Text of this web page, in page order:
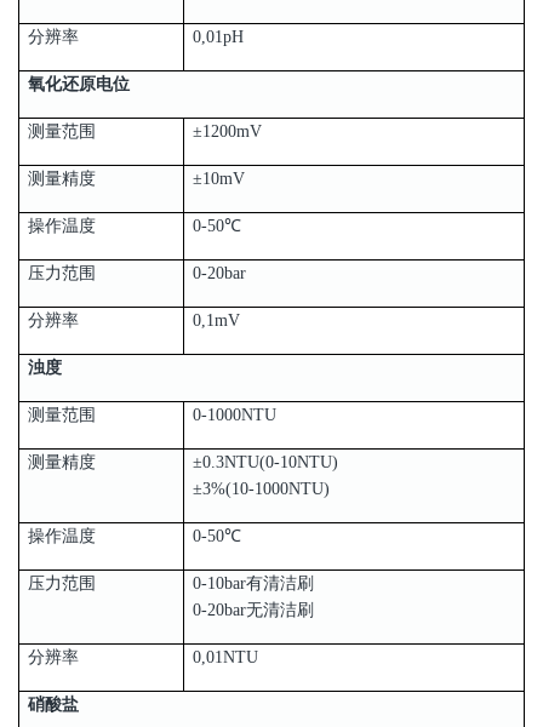
分辨率 0,01pH
氧化还原电位
测量范围 ±1200mV
测量精度 ±10mV
操作温度 0-50℃
压力范围 0-20bar
分辨率 0,1mV
浊度
测量范围 0-1000NTU
测量精度
±0.3NTU(0-10NTU)
±3%(10-1000NTU)
操作温度 0-50℃
压力范围
0-10bar有清洁刷
0-20bar无清洁刷
分辨率 0,01NTU
硝酸盐